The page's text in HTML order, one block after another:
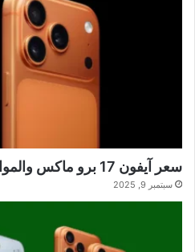
سعر آيفون 17 برو ماكس والمواصفات الرسمية
سبتمبر 9, 2025